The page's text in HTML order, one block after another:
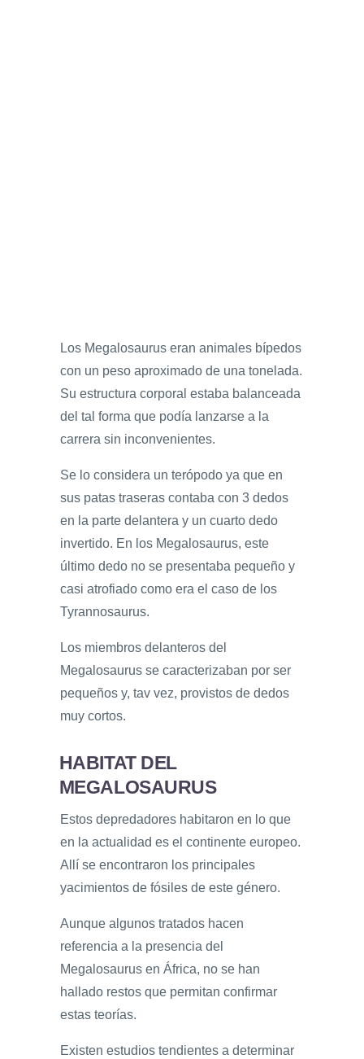
Los Megalosaurus eran animales bípedos
con un peso aproximado de una tonelada.
Su estructura corporal estaba balanceada
del tal forma que podía lanzarse a la
carrera sin inconvenientes.
Se lo considera un terópodo ya que en
sus patas traseras contaba con 3 dedos
en la parte delantera y un cuarto dedo
invertido. En los Megalosaurus, este
último dedo no se presentaba pequeño y
casi atrofiado como era el caso de los
Tyrannosaurus.
Los miembros delanteros del
Megalosaurus se caracterizaban por ser
pequeños y, tav vez, provistos de dedos
muy cortos.
HABITAT DEL
MEGALOSAURUS
Estos depredadores habitaron en lo que
en la actualidad es el continente europeo.
Allí se encontraron los principales
yacimientos de fósiles de este género.
Aunque algunos tratados hacen
referencia a la presencia del
Megalosaurus en África, no se han
hallado restos que permitan confirmar
estas teorías.
Existen estudios tendientes a determinar